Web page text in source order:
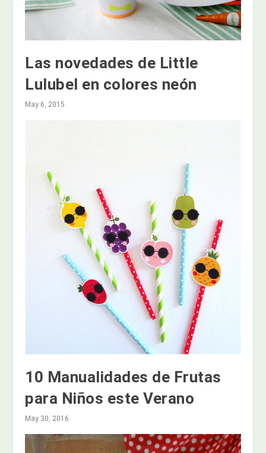
Las novedades de Little
Lulubel en colores neón
May 6, 2015
10 Manualidades de Frutas
para Niños este Verano
May 30, 2016